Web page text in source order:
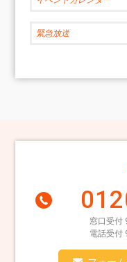
緊急放送
窓口受付
電話受付